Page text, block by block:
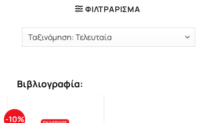
ΦΙΛΤΡΆΡΙΣΜΑ
Βιβλιογραφία:
-10%